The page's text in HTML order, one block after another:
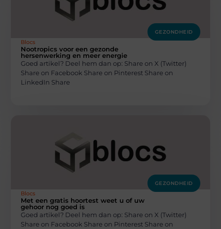
GEZONDHEID
Blocs
Nootropics voor een gezonde
hersenwerking en meer energie
Goed artikel? Deel hem dan op: Share on X (Twitter)
Share on Facebook Share on Pinterest Share on
LinkedIn Share
GEZONDHEID
Blocs
Met een gratis hoortest weet u of uw
gehoor nog goed is
Goed artikel? Deel hem dan op: Share on X (Twitter)
Share on Facebook Share on Pinterest Share on